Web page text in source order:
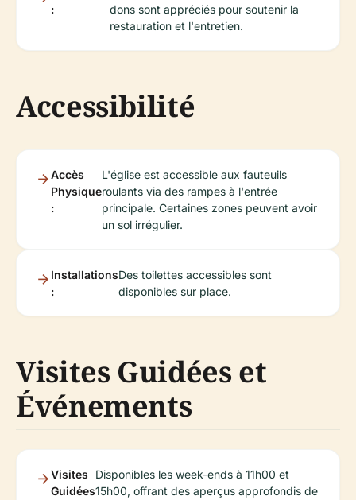
:
dons sont appréciés pour soutenir la
restauration et l'entretien.
Accessibilité
Accès
Physique
:
L'église est accessible aux fauteuils
roulants via des rampes à l'entrée
principale. Certaines zones peuvent avoir
un sol irrégulier.
Installations
:
Des toilettes accessibles sont
disponibles sur place.
Visites Guidées et
Événements
Visites
Guidées
Disponibles les week-ends à 11h00 et
15h00, offrant des aperçus approfondis de